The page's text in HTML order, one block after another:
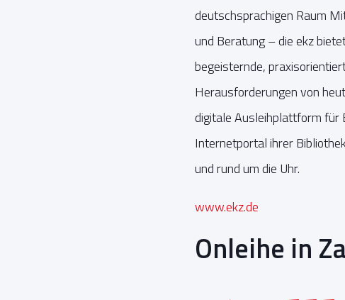
deutschsprachigen Raum
und Beratung – die ekz
begeisternde,
Herausforderungen von
digitale Ausleihplattform für
Internetportal ihrer
und rund um die Uhr.
www.ekz.de
Onleihe in